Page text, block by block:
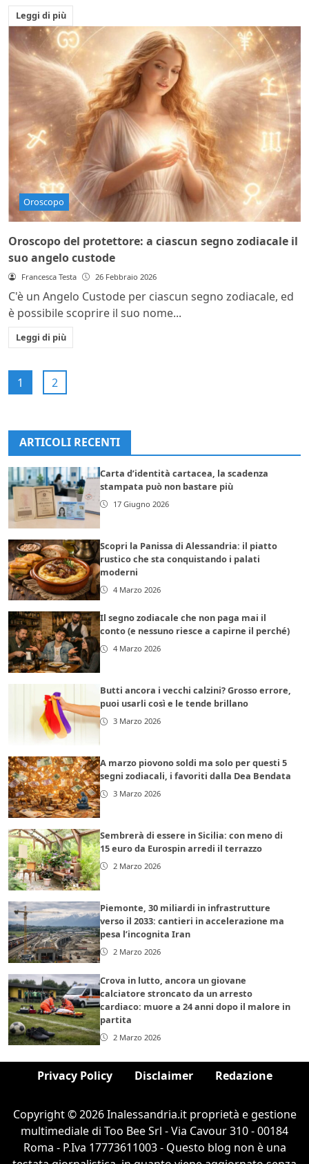
Leggi di più
Oroscopo
Oroscopo del protettore: a ciascun segno zodiacale il
suo angelo custode
Francesca Testa 26 Febbraio 2026
C'è un Angelo Custode per ciascun segno zodiacale, ed
è possibile scoprire il suo nome...
Leggi di più
1 2
ARTICOLI RECENTI
Carta d’identità cartacea, la scadenza
stampata può non bastare più
17 Giugno 2026
Scopri la Panissa di Alessandria: il piatto
rustico che sta conquistando i palati
moderni
4 Marzo 2026
Il segno zodiacale che non paga mai il
conto (e nessuno riesce a capirne il perché)
4 Marzo 2026
Butti ancora i vecchi calzini? Grosso errore,
puoi usarli così e le tende brillano
3 Marzo 2026
A marzo piovono soldi ma solo per questi 5
segni zodiacali, i favoriti dalla Dea Bendata
3 Marzo 2026
Sembrerà di essere in Sicilia: con meno di
15 euro da Eurospin arredi il terrazzo
2 Marzo 2026
Piemonte, 30 miliardi in infrastrutture
verso il 2033: cantieri in accelerazione ma
pesa l’incognita Iran
2 Marzo 2026
Crova in lutto, ancora un giovane
calciatore stroncato da un arresto
cardiaco: muore a 24 anni dopo il malore in
partita
2 Marzo 2026
Privacy Policy Disclaimer Redazione
Copyright © 2026 Inalessandria.it proprietà e gestione
multimediale di Too Bee Srl - Via Cavour 310 - 00184
Roma - P.Iva 17773611003 - Questo blog non è una